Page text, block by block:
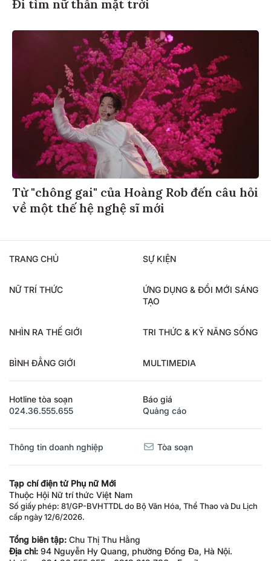
Đi tìm nữ thần mặt trời
Từ "chông gai" của Hoàng Rob đến câu hỏi
về một thế hệ nghệ sĩ mới
TRANG CHỦ SỰ KIỆN
NỮ TRÍ THỨC
ỨNG DỤNG & ĐỔI MỚI SÁNG
TẠO
NHÌN RA THẾ GIỚI TRI THỨC & KỸ NĂNG SỐNG
BÌNH ĐẲNG GIỚI MULTIMEDIA
Hotline tòa soạn
024.36.555.655
Báo giá
Quảng cáo
Thông tin doanh nghiệp Tòa soạn
Tạp chí điện tử Phụ nữ Mới
Thuộc Hội Nữ trí thức Việt Nam
Số giấy phép: 81/GP-BVHTTDL do Bộ Văn Hóa, Thể Thao và Du Lịch
cấp ngày 12/6/2026.
Tổng biên tập: Chu Thị Thu Hằng
Địa chỉ: 94 Nguyễn Hy Quang, phường Đống Đa, Hà Nội.